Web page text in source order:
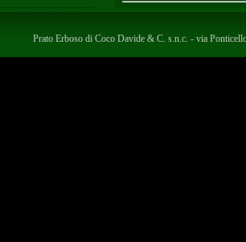
Prato Erboso di Coco Davide & C. s.n.c. - via